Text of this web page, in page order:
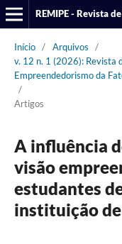
Início / Arquivos
/
v. 12 n. 1 (2026): Revista
Empreendedorismo da
/
Artigos
A influência
visão
estudantes
instituição